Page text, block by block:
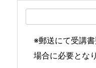
※郵送にて受講
場合に必要とな